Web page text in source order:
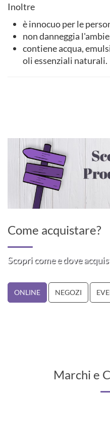
Inoltre
è innocuo per le
non danneggia
contiene acqua,
oli essenziali naturali.
Come acquistare?
Scopri come e dove
ONLINE NEGOZI
Marchi e